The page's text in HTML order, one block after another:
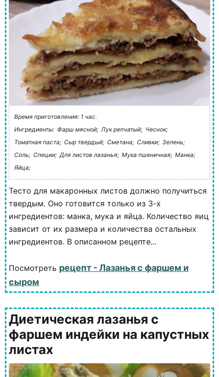
Время приготовления: 1 час.
Ингредиенты: Фарш мясной; Лук репчатый; Чеснок;
Томатная паста; Сыр твердый; Сметана; Сливки; Зелень;
Соль; Специи; Для листов лазанья; Мука пшеничная; Манка;
Яйца;
Тесто для макаронных листов должно получиться
твердым. Оно готовится только из 3-х
ингредиентов: манка, мука и яйца. Количество яиц
зависит от их размера и количества остальных
ингредиентов. В описанном рецепте...
Посмотреть рецепт - Лазанья с фаршем и
сыром
Диетическая лазанья с
фаршем индейки на капустных
листах